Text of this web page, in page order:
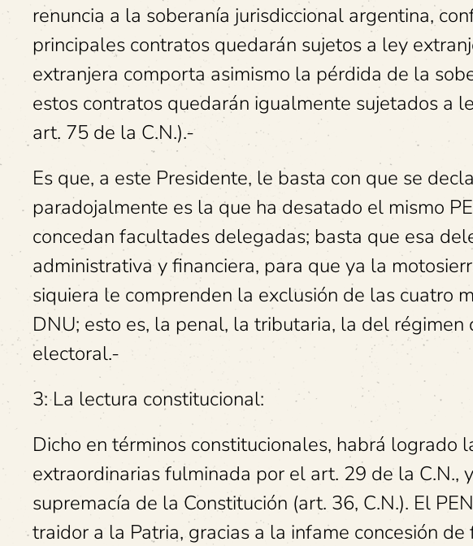
renuncia a la soberanía jurisdiccional argentina,
principales contratos quedarán sujetos a ley
extranjera comporta asimismo la pérdida de la
estos contratos quedarán igualmente sujetados a
art. 75 de la C.N.).-
Es que, a este Presidente, le basta con que se
paradojalmente es la que ha desatado el mismo
concedan facultades delegadas; basta que esa
administrativa y financiera, para que ya la
siquiera le comprenden la exclusión de las cuatro
DNU; esto es, la penal, la tributaria, la del
electoral.-
3: La lectura constitucional:
Dicho en términos constitucionales, habrá logrado
extraordinarias fulminada por el art. 29 de la C.N.,
supremacía de la Constitución (art. 36, C.N.). El
traidor a la Patria, gracias a la infame concesión